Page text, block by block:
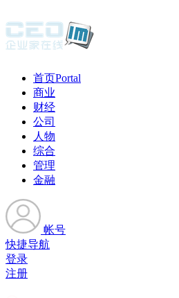
首页Portal
商业
财经
公司
人物
综合
管理
金融
帐号
快捷导航
登录
注册